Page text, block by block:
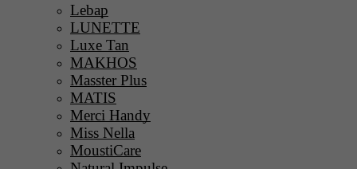
Lebap
LUNETTE
Luxe Tan
MAKHOS
Masster Plus
MATIS
Merci Handy
Miss Nella
MoustiCare